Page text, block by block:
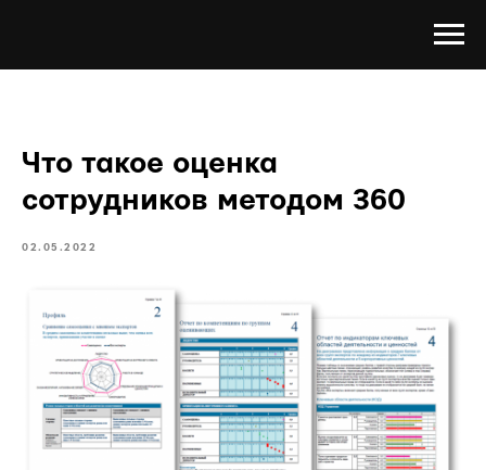
Что такое оценка
сотрудников методом 360
02.05.2022